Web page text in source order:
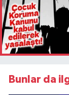
Bunlar da